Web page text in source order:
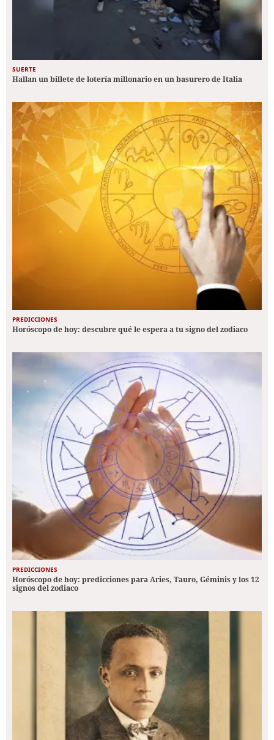
SUERTE
Hallan un billete de lotería millonario en un basurero de Italia
PREDICCIONES
Horóscopo de hoy: descubre qué le espera a tu signo del zodiaco
PREDICCIONES
Horóscopo de hoy: predicciones para Aries, Tauro, Géminis y los 12
signos del zodiaco